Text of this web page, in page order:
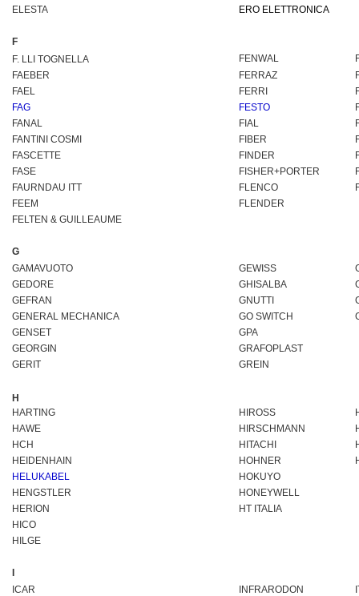
ELESTA
ERO ELETTRONICA
F
F. LLI TOGNELLA
FENWAL
FAEBER
FERRAZ
FAEL
FERRI
FAG
FESTO
FANAL
FIAL
FANTINI COSMI
FIBER
FASCETTE
FINDER
FASE
FISHER+PORTER
FAURNDAU ITT
FLENCO
FEEM
FLENDER
FELTEN & GUILLEAUME
G
GAMAVUOTO
GEWISS
GEDORE
GHISALBA
GEFRAN
GNUTTI
GENERAL MECHANICA
GO SWITCH
GENSET
GPA
GEORGIN
GRAFOPLAST
GERIT
GREIN
H
HARTING
HIROSS
HAWE
HIRSCHMANN
HCH
HITACHI
HEIDENHAIN
HOHNER
HELUKABEL
HOKUYO
HENGSTLER
HONEYWELL
HERION
HT ITALIA
HICO
HILGE
ICAR
INFRARODON